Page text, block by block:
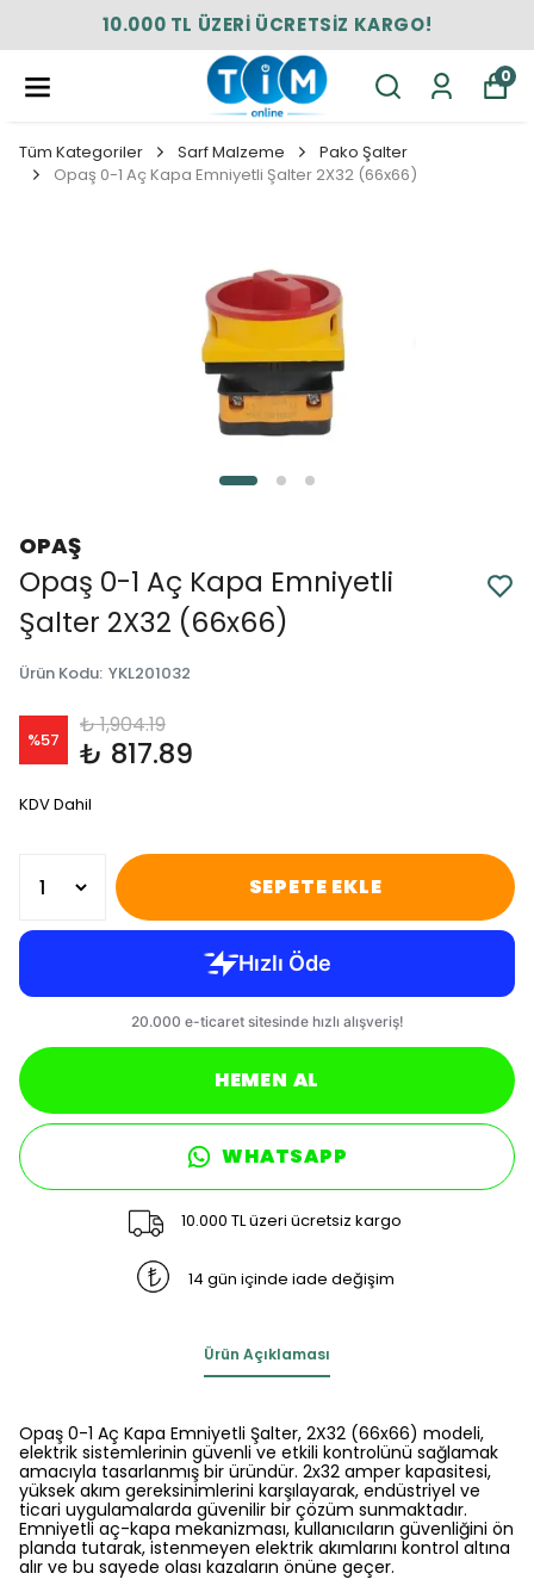
10.000 TL ÜZERİ ÜCRETSİZ KARGO!
0
Tüm Kategoriler Sarf Malzeme
Pako Şalter
Opaş 0-1 Aç Kapa Emniyetli Şalter 2X32 (66x66)
OPAŞ
Opaş 0-1 Aç Kapa Emniyetli
Şalter 2X32 (66x66)
Ürün Kodu: YKL201032
%57
₺ 1,904.19
₺ 817.89
KDV Dahil
SEPETE EKLE
HEMEN AL
WHATSAPP
10.000 TL üzeri ücretsiz kargo
14 gün içinde iade değişim
Ürün Açıklaması
Opaş 0-1 Aç Kapa Emniyetli Şalter, 2X32 (66x66) modeli,
elektrik sistemlerinin güvenli ve etkili kontrolünü sağlamak
amacıyla tasarlanmış bir üründür. 2x32 amper kapasitesi,
yüksek akım gereksinimlerini karşılayarak, endüstriyel ve
ticari uygulamalarda güvenilir bir çözüm sunmaktadır.
Emniyetli aç-kapa mekanizması, kullanıcıların güvenliğini ön
planda tutarak, istenmeyen elektrik akımlarını kontrol altına
alır ve bu sayede olası kazaların önüne geçer.